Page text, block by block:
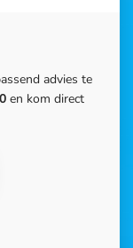
advies te
en kom direct